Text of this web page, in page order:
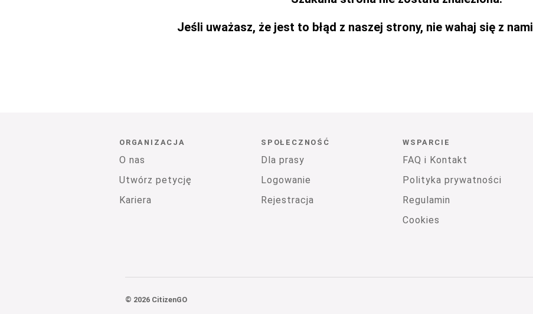
Jeśli uważasz, że jest to błąd z naszej strony, nie wahaj się z nami
ORGANIZACJA
O nas
Utwórz petycję
Kariera
SPOŁECZNOŚĆ
Dla prasy
Logowanie
Rejestracja
WSPARCIE
FAQ i Kontakt
Polityka prywatności
Regulamin
Cookies
© 2026 CitizenGO